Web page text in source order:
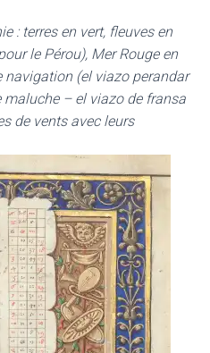
: terres en vert, fleuves en
le Pérou), Mer Rouge en
navigation (el viazo perandar
– el viazo de fransa
de vents avec leurs